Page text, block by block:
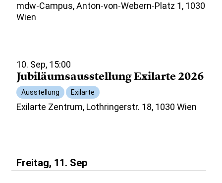
mdw-Campus, Anton-von-Webern-Platz 1, 1030
Wien
10. Sep, 15:00
Jubiläumsausstellung Exilarte 2026
Ausstellung Exilarte
Exilarte Zentrum, Lothringerstr. 18, 1030 Wien
Freitag, 11. Sep